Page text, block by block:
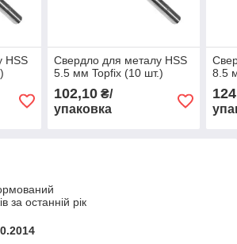
HSS
Свердло для металу HSS
5.5 мм Topfix (10 шт.)
102,10₴/
упаковка
8.5
за останній рік